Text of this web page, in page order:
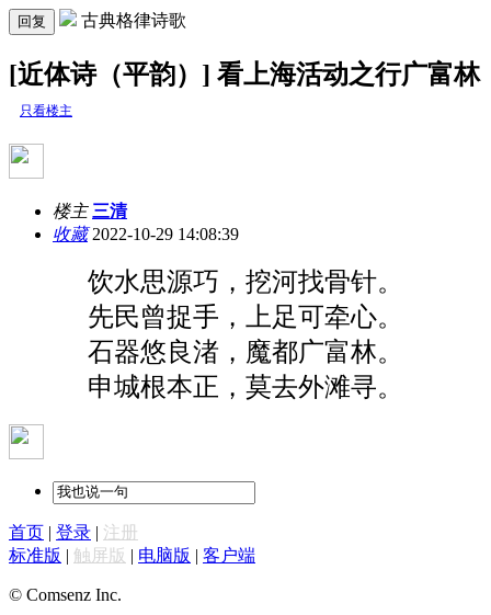
回复 古典格律诗歌
[近体诗（平韵）] 看上海活动之行广富林
只看楼主
楼主 三清
收藏2022-10-29 14:08:39
饮水思源巧，挖河找骨针。
先民曾捉手，上足可牵心。
石器悠良渚，魔都广富林。
申城根本正，莫去外滩寻。
首页 | 登录 | 注册
标准版 | 触屏版 | 电脑版 | 客户端
© Comsenz Inc.